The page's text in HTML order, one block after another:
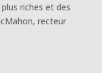
riches et des
recteur